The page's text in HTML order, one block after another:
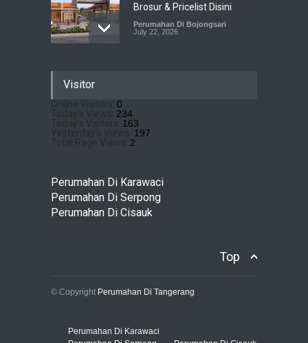
Brosur & Pricelist Disini
Perumahan Di Bojongsari
July 22, 2026
July 3, 2026
Nuansa Resort di Gading
Serpong
Perumahan Di Serpong
Visitor
0
234
163
197
2
Perumahan Di Karawaci
Perumahan Di Serpong
Perumahan Di Cisauk
Top
© Copyright Perumahan Di Tangerang
Perumahan Di Karawaci